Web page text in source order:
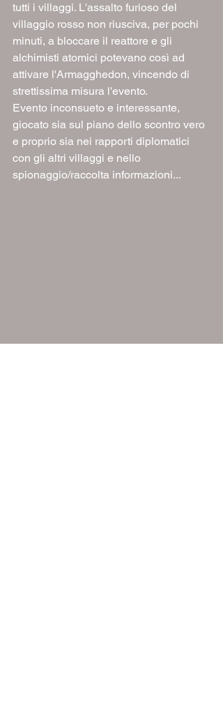
tutti i villaggi. L'assalto furioso del
villaggio rosso non riusciva, per pochi
minuti, a bloccare il reattore e gli
alchimisti atomici potevano così ad
attivare l'Armagghedon, vincendo di
strettissima misura l'evento.
Evento inconsueto e interessante,
giocato sia sul piano dello scontro vero
e proprio sia nei rapporti diplomatici
con gli altri villaggi e nello
spionaggio/raccolta informazioni...